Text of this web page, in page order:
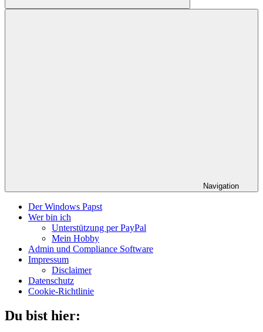
Suchen
Navigation
Der Windows Papst
Wer bin ich
Unterstützung per PayPal
Mein Hobby
Admin und Compliance Software
Impressum
Disclaimer
Datenschutz
Cookie-Richtlinie
Du bist hier: